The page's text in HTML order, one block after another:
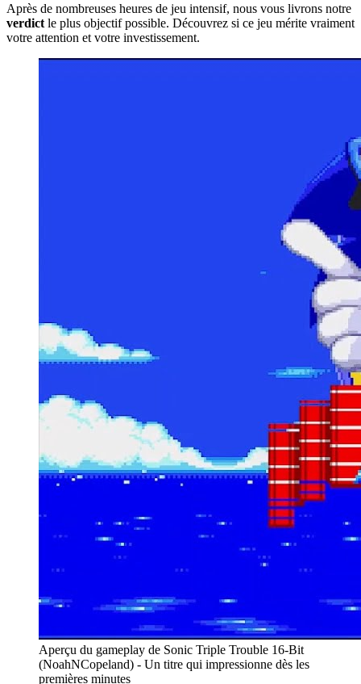
Après de nombreuses heures de jeu intensif, nous vous livrons notre
verdict le plus objectif possible. Découvrez si ce jeu mérite vraiment
votre attention et votre investissement.
Aperçu du gameplay de Sonic Triple Trouble 16-Bit
(NoahNCopeland) - Un titre qui impressionne dès les
premières minutes